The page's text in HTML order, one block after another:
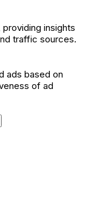
insights
traffic sources.
ads based on
of ad